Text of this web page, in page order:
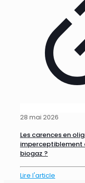
28 mai 2026
Les carences en
imperceptiblement
biogaz ?
Lire l'article